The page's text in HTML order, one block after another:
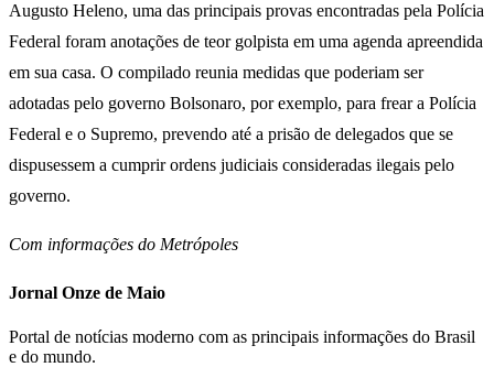
Augusto Heleno, uma das principais provas encontradas pela Polícia
Federal foram anotações de teor golpista em uma agenda apreendida
em sua casa. O compilado reunia medidas que poderiam ser
adotadas pelo governo Bolsonaro, por exemplo, para frear a Polícia
Federal e o Supremo, prevendo até a prisão de delegados que se
dispusessem a cumprir ordens judiciais consideradas ilegais pelo
governo.
Com informações do Metrópoles
Jornal Onze de Maio
Portal de notícias moderno com as principais informações do Brasil
e do mundo.